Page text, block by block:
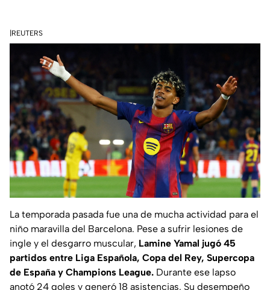
|REUTERS
La temporada pasada fue una de mucha actividad para el
niño maravilla del Barcelona. Pese a sufrir lesiones de
ingle y el desgarro muscular, Lamine Yamal jugó 45
partidos entre Liga Española, Copa del Rey, Supercopa
de España y Champions League. Durante ese lapso
anotó 24 goles y generó 18 asistencias. Su desempeño